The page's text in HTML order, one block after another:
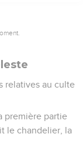
relatives au culte
première partie
le chandelier, la